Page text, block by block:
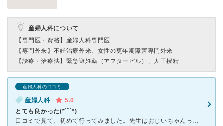
産婦人科について
【専門医・資格】 産婦人科専門医
【専門外来】 不妊治療外来、女性の更年期障害専門外来
【診療・治療法】 緊急避妊薬（アフターピル）、人工授精
産婦人科の口コミ
産婦人科
5.0
とても良かった(*´˘`*)
口コミで見て、初めて行ってみました。先生はおじいちゃんって感じで、あんまり喋らないけど話し方に優しさを感じました。看護師さんは、若い看護師は1人もいなくてとっても安心感がありました。ビルの4階なので、